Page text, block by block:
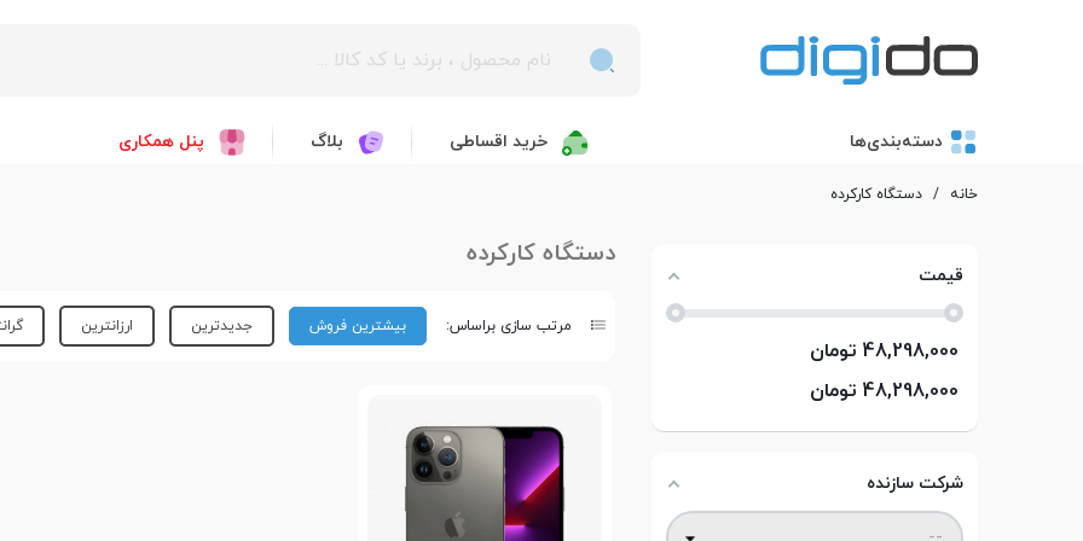
دسته‌بندی‌ها خرید اقساطی بلاگ پنل همکاری
خانه / دستگاه کارکرده
قیمت
48,298,000 تومان
48,298,000 تومان
شرکت سازنده
دستگاه کارکرده
مرتب سازی براساس: بیشترین فروش جدیدترین ارزانترین